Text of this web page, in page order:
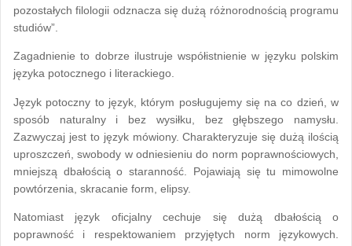
pozostałych filologii odznacza się dużą różnorodnością programu
studiów”.
Zagadnienie to dobrze ilustruje współistnienie w języku polskim
języka potocznego i literackiego.
Język potoczny to język, którym posługujemy się na co dzień, w
sposób naturalny i bez wysiłku, bez głębszego namysłu.
Zazwyczaj jest to język mówiony. Charakteryzuje się dużą ilością
uproszczeń, swobody w odniesieniu do norm poprawnościowych,
mniejszą dbałością o staranność. Pojawiają się tu mimowolne
powtórzenia, skracanie form, elipsy.
Natomiast język oficjalny cechuje się dużą dbałością o
poprawność i respektowaniem przyjętych norm językowych.